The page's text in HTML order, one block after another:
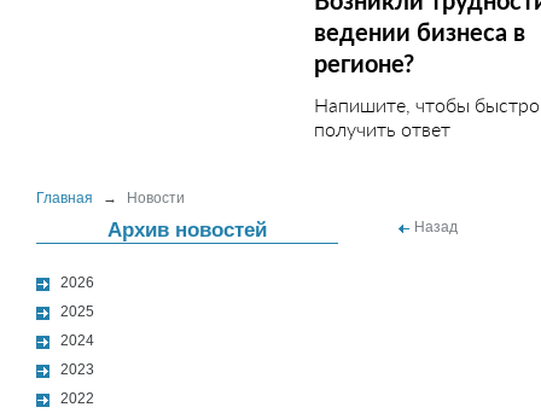
ведении бизнеса в
регионе?
Напишите, чтобы быстро
получить ответ
Главная → Новости
Архив новостей
2026
2025
2024
2023
2022
Назад